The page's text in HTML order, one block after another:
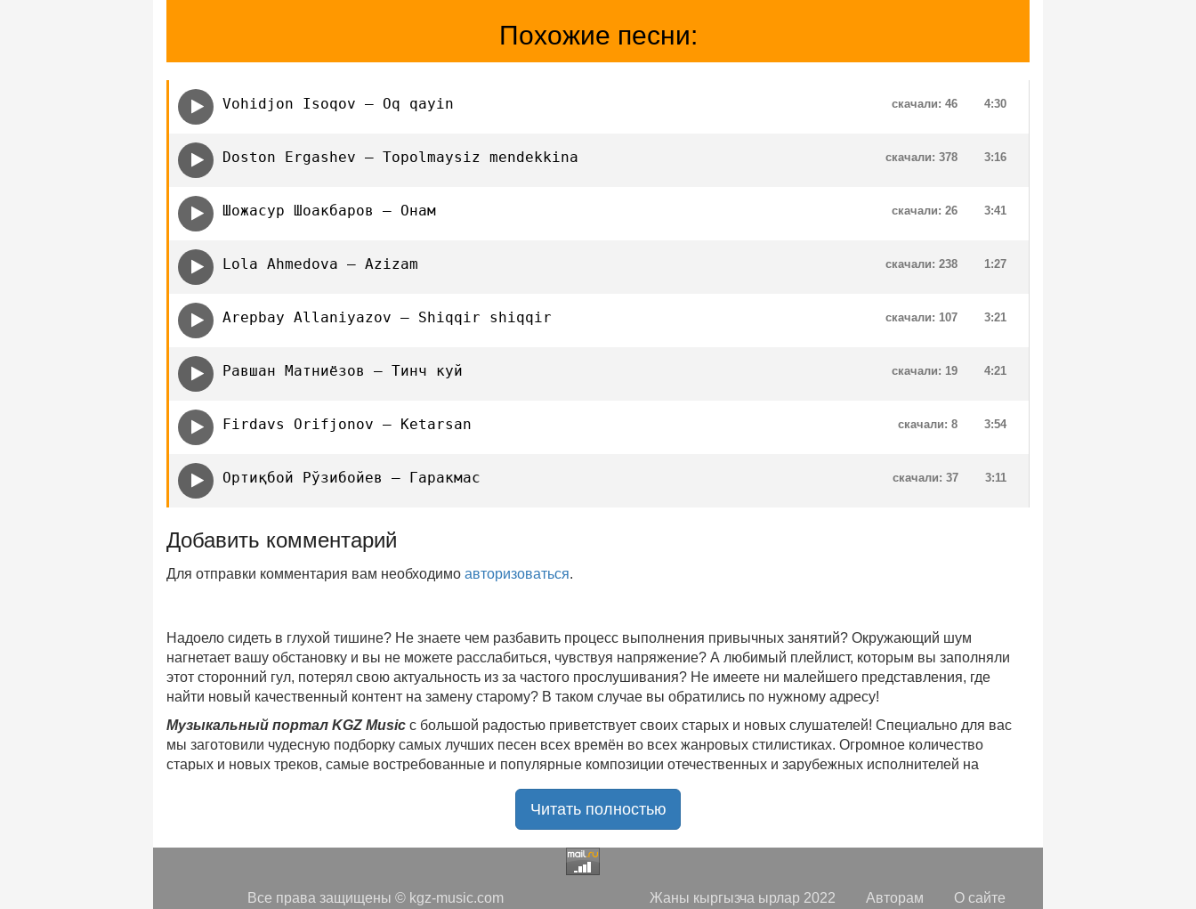
Похожие песни:
Vohidjon Isoqov — Oq qayin 4:30
скачали: 46
Doston Ergashev — Topolmaysiz mendekkina 3:16
скачали: 378
Шожасур Шоакбаров — Онам 3:41
скачали: 26
Lola Ahmedova — Azizam 1:27
скачали: 238
Arepbay Allaniyazov — Shiqqir shiqqir 3:21
скачали: 107
Равшан Матниёзов — Тинч куй 4:21
скачали: 19
Firdavs Orifjonov — Ketarsan 3:54
скачали: 8
Ортиқбой Рўзибойев — Гаракмас 3:11
скачали: 37
Добавить комментарий
Для отправки комментария вам необходимо авторизоваться.
Надоело сидеть в глухой тишине? Не знаете чем разбавить процесс выполнения привычных занятий? Окружающий шум
нагнетает вашу обстановку и вы не можете расслабиться, чувствуя напряжение? А любимый плейлист, которым вы заполняли
этот сторонний гул, потерял свою актуальность из за частого прослушивания? Не имеете ни малейшего представления, где
найти новый качественный контент на замену старому? В таком случае вы обратились по нужному адресу!
Музыкальный портал KGZ Music с большой радостью приветствует своих старых и новых слушателей! Специально для вас
мы заготовили чудесную подборку самых лучших песен всех времён во всех жанровых стилистиках. Огромное количество
старых и новых треков, самые востребованные и популярные композиции отечественных и зарубежных исполнителей на
Мы предоставляем вашему вниманию богатую коллекцию качественной музыки в бесплатном доступе, с возможностью
Самые свежие альбомы
и новые релизы этого года, хиты уходящих и нынешних годов,
Регулярные обновления, постоянные новинки, большой музыкальный ассортимент на любой вкус, и все это только на
платформе KGZ Music. Наша команда с большой ответственностью подходит к созданию подборок, отбирая
самые лучшие
Читать полностью
Все права защищены © kgz-music.com Жаны кыргызча ырлар 2022 Авторам О сайте